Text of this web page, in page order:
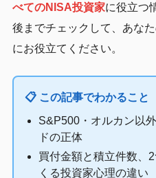
べてのNISA投資家に役立つ
後までチェックして、あな
にお役立てください。
📋 この記事でわかること
S&P500・オルカン以
ドの正体
買付金額と積立件数、
くる投資家心理の違い